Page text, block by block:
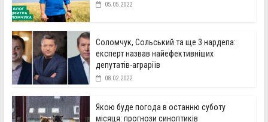
05.05.2022
Соломчук, Сольський та ще 3 нардепа:
експерт назвав найефективніших
депутатів-аграріїв
08.02.2022
Якою буде погода в останню суботу
місяця: прогнози синоптиків